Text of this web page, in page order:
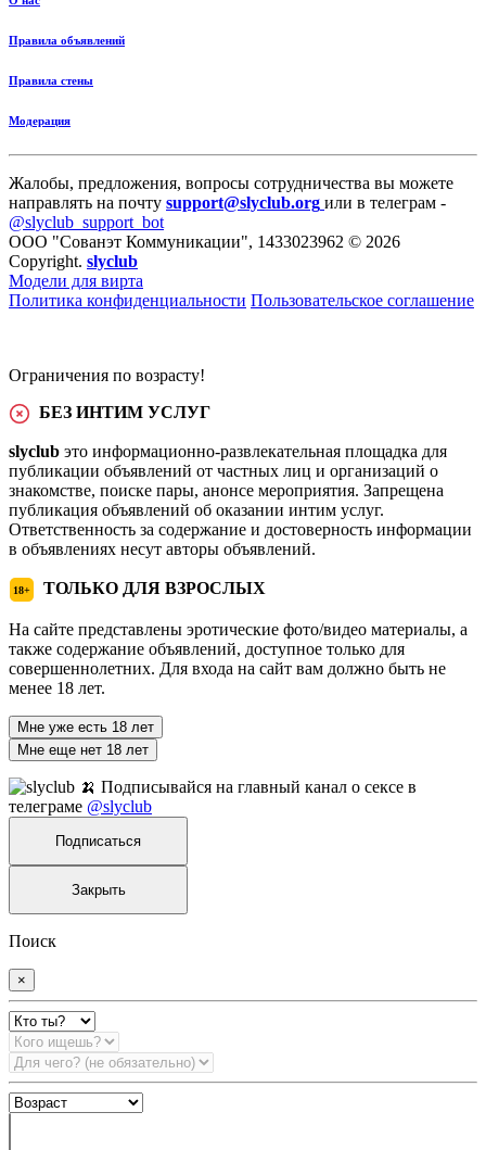
Правила объявлений
Правила стены
Модерация
Жалобы, предложения, вопросы сотрудничества вы можете
направлять на почту support@slyclub.org или в телеграм -
@slyclub_support_bot
ООО "Сованэт Коммуникации", 1433023962 © 2026
Copyright. slyclub
Модели для вирта
Политика конфиденциальности Пользовательское соглашение
Ограничения по возрасту!
БЕЗ ИНТИМ УСЛУГ
slyclub это информационно-развлекательная площадка для
публикации объявлений от частных лиц и организаций о
знакомстве, поиске пары, анонсе мероприятия. Запрещена
публикация объявлений об оказании интим услуг.
Ответственность за содержание и достоверность информации
в объявлениях несут авторы объявлений.
18+ ТОЛЬКО ДЛЯ ВЗРОСЛЫХ
На сайте представлены эротические фото/видео материалы, а
также содержание объявлений, доступное только для
совершеннолетних. Для входа на сайт вам должно быть не
менее 18 лет.
Мне уже есть 18 лет
Мне еще нет 18 лет
🍌 Подписывайся на главный канал о сексе в
телеграме @slyclub
Подписаться
Закрыть
Поиск
×